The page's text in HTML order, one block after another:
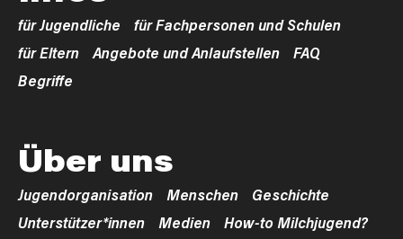
für Jugendliche
für Fachpersonen und Schulen
für Eltern
Angebote und Anlaufstellen
FAQ
Begriffe
Über uns
Jugendorganisation Menschen
Geschichte
Unterstützer*innen
Medien
How-to Milchjugend?